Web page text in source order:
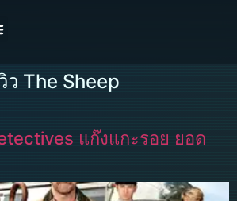
ว The Sheep
แก๊งแกะรอย ยอด